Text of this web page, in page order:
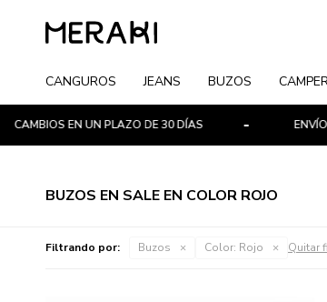
CANGUROS JEANS BUZOS
EN UN PLAZO DE 30 DÍAS ENVÍOS
BUZOS EN SALE EN COLOR ROJO
Filtrando por: Buzos Color: Rojo Quitar